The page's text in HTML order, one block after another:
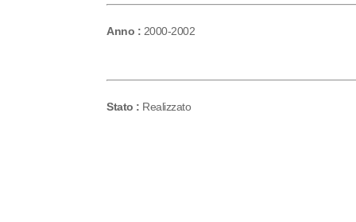
Anno : 2000-2002
Stato : Realizzato